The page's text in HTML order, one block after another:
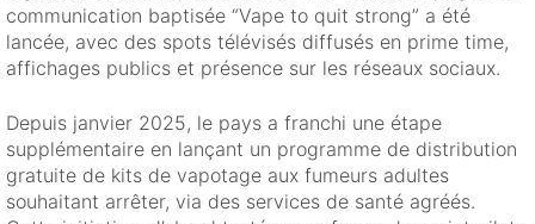
communication baptisée “Vape to quit strong” a été
lancée, avec des spots télévisés diffusés en prime time,
affichages publics et présence sur les réseaux sociaux.
Depuis janvier 2025, le pays a franchi une étape
supplémentaire en lançant un programme de distribution
gratuite de kits de vapotage aux fumeurs adultes
souhaitant arrêter, via des services de santé agréés.